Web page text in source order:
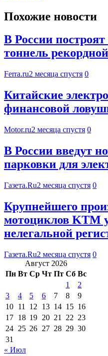
Похожие новости
В России
тоннель
Ferra.ru2 месяца спустя 0
Китайские
финансовой
Motor.ru2 месяца спустя 0
В России введут
парковки для
Газета.Ru2 месяца спустя 0
Крупнейшего
мотоциклов KTM
нелегальной
Газета.Ru2 месяца спустя 0
Август 2026
Пн Вт Ср Чт Пт Сб Вс
1
2
3
4 5 6 7 8
9
10 11 12 13 14 15 16
17 18 19 20 21 22 23
24 25 26 27 28 29 30
31
« Июл